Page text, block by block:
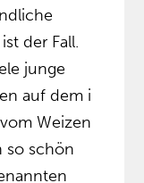
der Fall.
junge
auf dem i
Weizen
so schön